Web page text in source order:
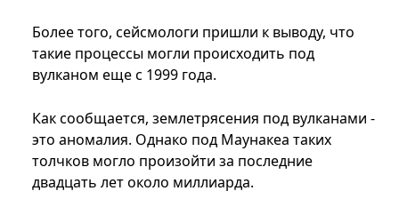
Более того, сейсмологи пришли к выводу, что
такие процессы могли происходить под
вулканом еще с 1999 года.
Как сообщается, землетрясения под вулканами -
это аномалия. Однако под Маунакеа таких
толчков могло произойти за последние
двадцать лет около миллиарда.